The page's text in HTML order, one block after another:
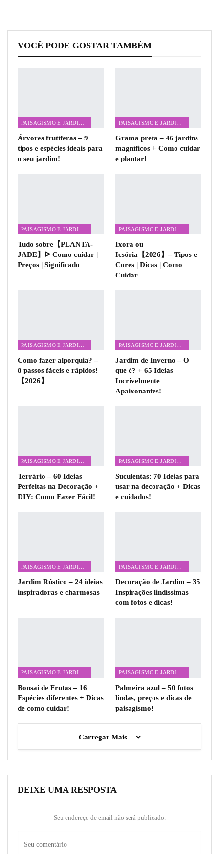
VOCÊ PODE GOSTAR TAMBÉM
Árvores frutíferas – 9
tipos e espécies ideais para
o seu jardim!
Grama preta – 46 jardins
magníficos + Como cuidar
e plantar!
Tudo sobre【PLANTA-
JADE】ᐅ Como cuidar |
Preços | Significado
Ixora ou
Icsória【2026】– Tipos e
Cores | Dicas | Como
Cuidar
Como fazer alporquia? –
8 passos fáceis e rápidos!
【2026】
Jardim de Inverno – O
que é? + 65 Ideias
Incrivelmente
Apaixonantes!
Terrário – 60 Ideias
Perfeitas na Decoração +
DIY: Como Fazer Fácil!
Suculentas: 70 Ideias para
usar na decoração + Dicas
e cuidados!
Jardim Rústico – 24 ideias
inspiradoras e charmosas
Decoração de Jardim – 35
Inspirações lindíssimas
com fotos e dicas!
Bonsai de Frutas – 16
Espécies diferentes + Dicas
de como cuidar!
Palmeira azul – 50 fotos
lindas, preços e dicas de
paisagismo!
Carregar Mais...
DEIXE UMA RESPOSTA
Seu endereço de email não será publicado.